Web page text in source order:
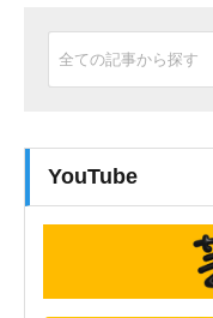
YouTube